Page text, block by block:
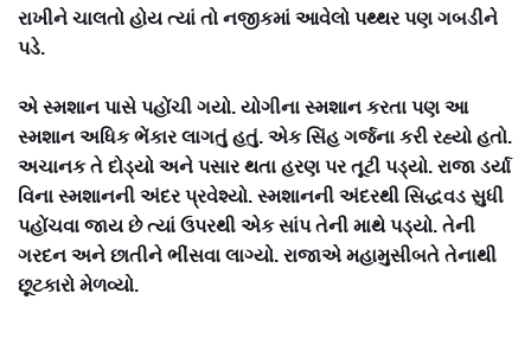
રાખીને ચાલતો હોય ત્યાં તો નજીકમાં આવેલો પથ્થર પણ ગબડીને
પડે.
એ સ્મશાન પાસે પહોંચી ગયો. યોગીના સ્મશાન કરતા પણ આ
સ્મશાન અધિક ભેંકાર લાગતું હતું. એક સિંહ ગર્જના કરી રહ્યો હતો.
અચાનક તે દોડ્યો અને પસાર થતા હરણ પર તૂટી પડ્યો. રાજા ડર્યા
વિના સ્મશાનની અંદર પ્રવેશ્યો. સ્મશાનની અંદરથી સિદ્ધવડ સુધી
પહોંચવા જાય છે ત્યાં ઉપરથી એક સાંપ તેની માથે પડ્યો. તેની
ગરદન અને છાતીને ભીંસવા લાગ્યો. રાજાએ મહામુસીબતે તેનાથી
છૂટકારો મેળવ્યો.